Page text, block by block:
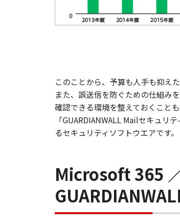
このことから、予算も人手も抑え
また、誤送信を防ぐための仕組み
確認できる環境を整えておくことも
「GUARDIANWALL Mailセキュ
るセキュリティソフトウエアです。
Microsoft 365